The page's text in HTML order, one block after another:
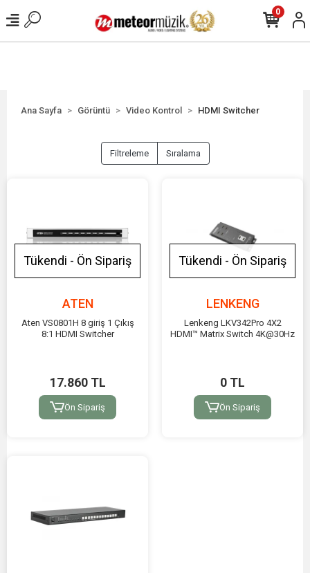
0
Ana Sayfa Görüntü Video Kontrol HDMI Switcher
Filtreleme Sıralama
Tükendi - Ön Sipariş
ATEN
Aten VS0801H 8 giriş 1 Çıkış
8:1 HDMI Switcher
17.860 TL
Ön Sipariş
Tükendi - Ön Sipariş
LENKENG
Lenkeng LKV342Pro 4X2
HDMI™ Matrix Switch 4K@30Hz
0 TL
Ön Sipariş